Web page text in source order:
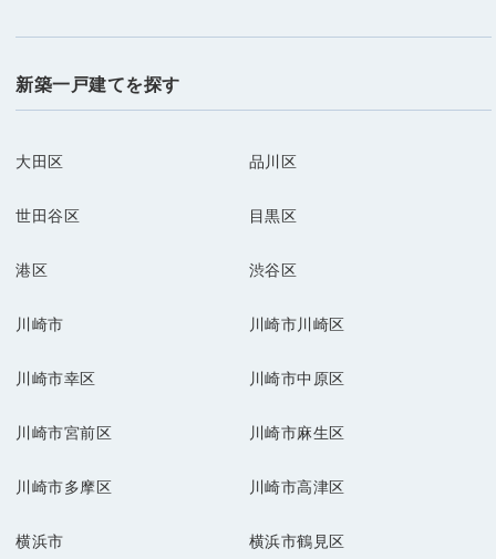
新築一戸建てを探す
大田区 品川区
世田谷区 目黒区
港区 渋谷区
川崎市 川崎市川崎区
川崎市幸区 川崎市中原区
川崎市宮前区 川崎市麻生区
川崎市多摩区 川崎市高津区
横浜市 横浜市鶴見区